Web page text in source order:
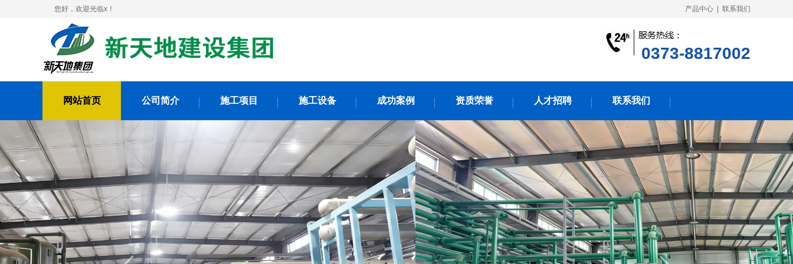
您好，欢迎光临x！ 产品中心 联系我们
0373-8817002
网站首页 公司简介 施工项目 施工设备 成功案例 资质荣誉 人才招聘 联系我们